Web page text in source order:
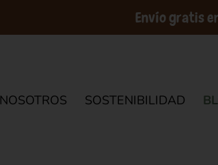
Envío gratis
NOSOTROS SOSTENIBILIDAD